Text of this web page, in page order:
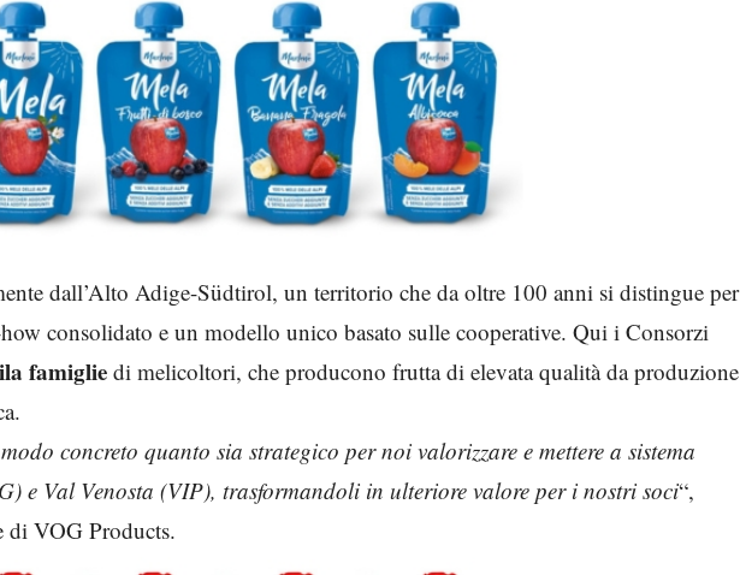
dall’Alto Adige-Südtirol, un territorio che da oltre 100 anni si distingue per
consolidato e un modello unico basato sulle cooperative. Qui i Consorzi
famigliedi melicoltori, che producono frutta di elevata qualità da produzione
concreto quanto sia strategico per noi valorizzare e mettere a sistema
e Val Venosta (VIP), trasformandoli in ulteriore valore per i nostri soci“,
di VOG Products.